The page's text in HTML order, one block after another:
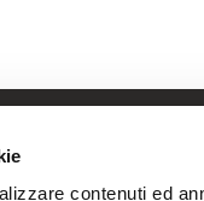
contenuti ed